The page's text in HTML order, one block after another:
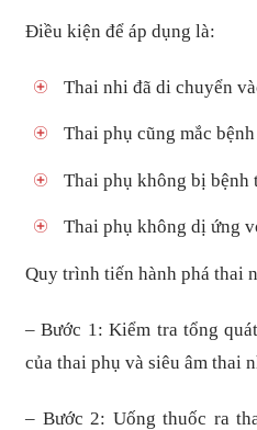
Điều kiện để áp dụng là:
Thai nhi đã di chuyển
Thai phụ cũng mắc
Thai phụ không bị bệnh
Thai phụ không dị ứng
Quy trình tiến hành phá thai
– Bước 1: Kiểm tra tổng
của thai phụ và siêu âm thai
– Bước 2: Uống thuốc ra